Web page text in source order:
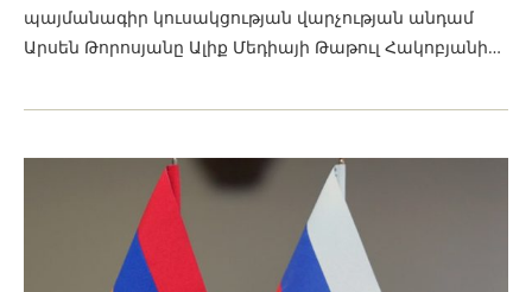
պայմանագիր կուսակցության վարչության անդամ
Արսեն Թորոսյանը Ալիք Մեդիայի Թաթուլ Հակոբյանի…